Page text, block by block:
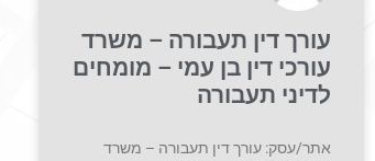
עורך דין תעבורה – משרד
עורכי דין בן עמי – מומחים
לדיני תעבורה
אתר/עסק: עורך דין תעבורה – משרד